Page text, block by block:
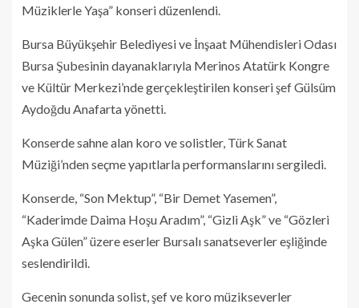
Müziklerle Yaşa” konseri düzenlendi.
Bursa Büyükşehir Belediyesi ve İnşaat Mühendisleri Odası
Bursa Şubesinin dayanaklarıyla Merinos Atatürk Kongre
ve Kültür Merkezi’nde gerçekleştirilen konseri şef Gülsüm
Aydoğdu Anafarta yönetti.
Konserde sahne alan koro ve solistler, Türk Sanat
Müziği’nden seçme yapıtlarla performanslarını sergiledi.
Konserde, “Son Mektup”, “Bir Demet Yasemen”,
“Kaderimde Daima Hoşu Aradım”, “Gizli Aşk” ve “Gözleri
Aşka Gülen” üzere eserler Bursalı sanatseverler eşliğinde
seslendirildi.
Gecenin sonunda solist, şef ve koro müzikseverler